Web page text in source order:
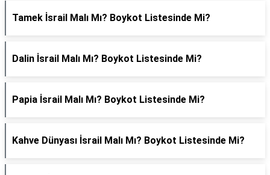
Tamek İsrail Malı Mı? Boykot Listesinde Mi?
Dalin İsrail Malı Mı? Boykot Listesinde Mi?
Papia İsrail Malı Mı? Boykot Listesinde Mi?
Kahve Dünyası İsrail Malı Mı? Boykot Listesinde Mi?